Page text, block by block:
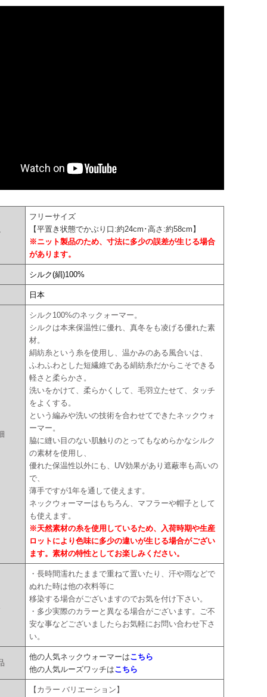
フリーサイズ
【平置き状態でかぶり口:約24cm･高さ:約58cm】
※ニット製品のため、寸法に多少の誤差が生じる場合
があります。
シルク(絹)100%
日本
シルク100%のネックォーマー。
シルクは本来保温性に優れ、真冬をも凌げる優れた素
材。
絹紡糸という糸を使用し、温かみのある風合いは、
ふわふわとした短繊維である絹紡糸だからこそできる
軽さと柔らかさ。
洗いをかけて、柔らかくして、毛羽立たせて、タッチ
をよくする。
という編みや洗いの技術を合わせてできたネックウォ
ーマー。
脇に縫い目のない肌触りのとってもなめらかなシルク
の素材を使用し、
優れた保温性以外にも、UV効果があり遮蔽率も高いの
で、
薄手ですが1年を通して使えます。
ネックウォーマーはもちろん、マフラーや帽子として
も使えます。
※天然素材の糸を使用しているため、入荷時期や生産
ロットにより色味に多少の違いが生じる場合がござい
ます。素材の特性としてお楽しみください。
・長時間濡れたままで重ねて置いたり、汗や雨などで
ぬれた時は他の衣料等に
移染する場合がございますのでお気を付け下さい。
・多少実際のカラーと異なる場合がございます。ご不
安な事などございましたらお気軽にお問い合わせ下さ
い。
他の人気ネックウォーマーはこちら
他の人気ルーズワッチはこちら
【カラー バリエーション】